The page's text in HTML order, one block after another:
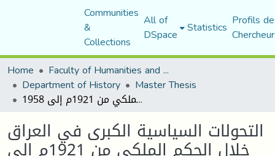
Communities
&
Collections
All of
DSpace Statistics Profils
Home
Faculty of Humanities and Social Sciences
Department of History Master Thesis
التحولات السياسية الكبرى في العراق خلال الحكم الملكي من 1921م إلى 1958
التحولات السياسية الكبرى في العراق